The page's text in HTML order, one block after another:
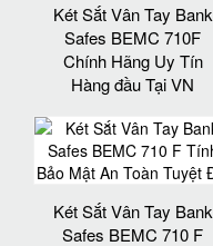
Két Sắt Vân Tay Bank
Safes BEMC 710F
Chính Hãng Uy Tín
Hàng đầu Tại VN
Két Sắt Vân Tay Bank
Safes BEMC 710 F